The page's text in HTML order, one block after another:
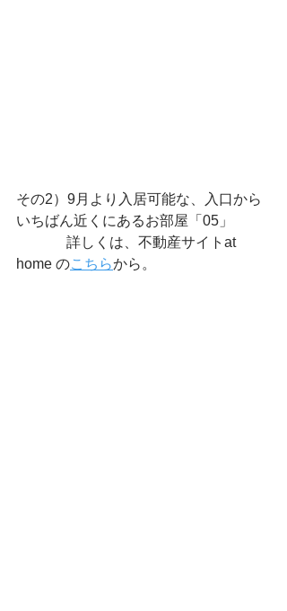
その2）9月より入居可能な、入口から
いちばん近くにあるお部屋「05」
詳しくは、不動産サイトat
home のこちらから。